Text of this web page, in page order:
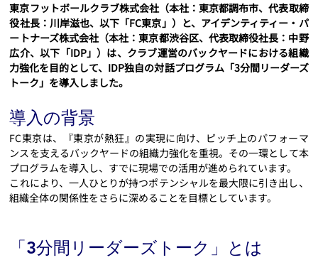
東京フットボールクラブ株式会社（本社：東京都調布市、代表取締
役社長：川岸滋也、以下「FC東京」）と、アイデンティティー・パ
ートナーズ株式会社（本社：東京都渋谷区、代表取締役社長：中野
広介、以下「IDP」）は、クラブ運営のバックヤードにおける組織
力強化を目的として、IDP独自の対話プログラム「3分間リーダーズ
トーク」を導入しました。
導入の背景
FC東京は、『東京が熱狂』の実現に向け、ピッチ上のパフォーマ
ンスを支えるバックヤードの組織力強化を重視。その一環として本
プログラムを導入し、すでに現場での活用が進められています。
これにより、一人ひとりが持つポテンシャルを最大限に引き出し、
組織全体の関係性をさらに深めることを目標としています。
「3分間リーダーズトーク」とは